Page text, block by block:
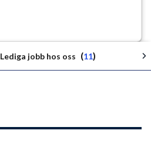
Följ arbetsgivaren
Lediga jobb hos oss (11)